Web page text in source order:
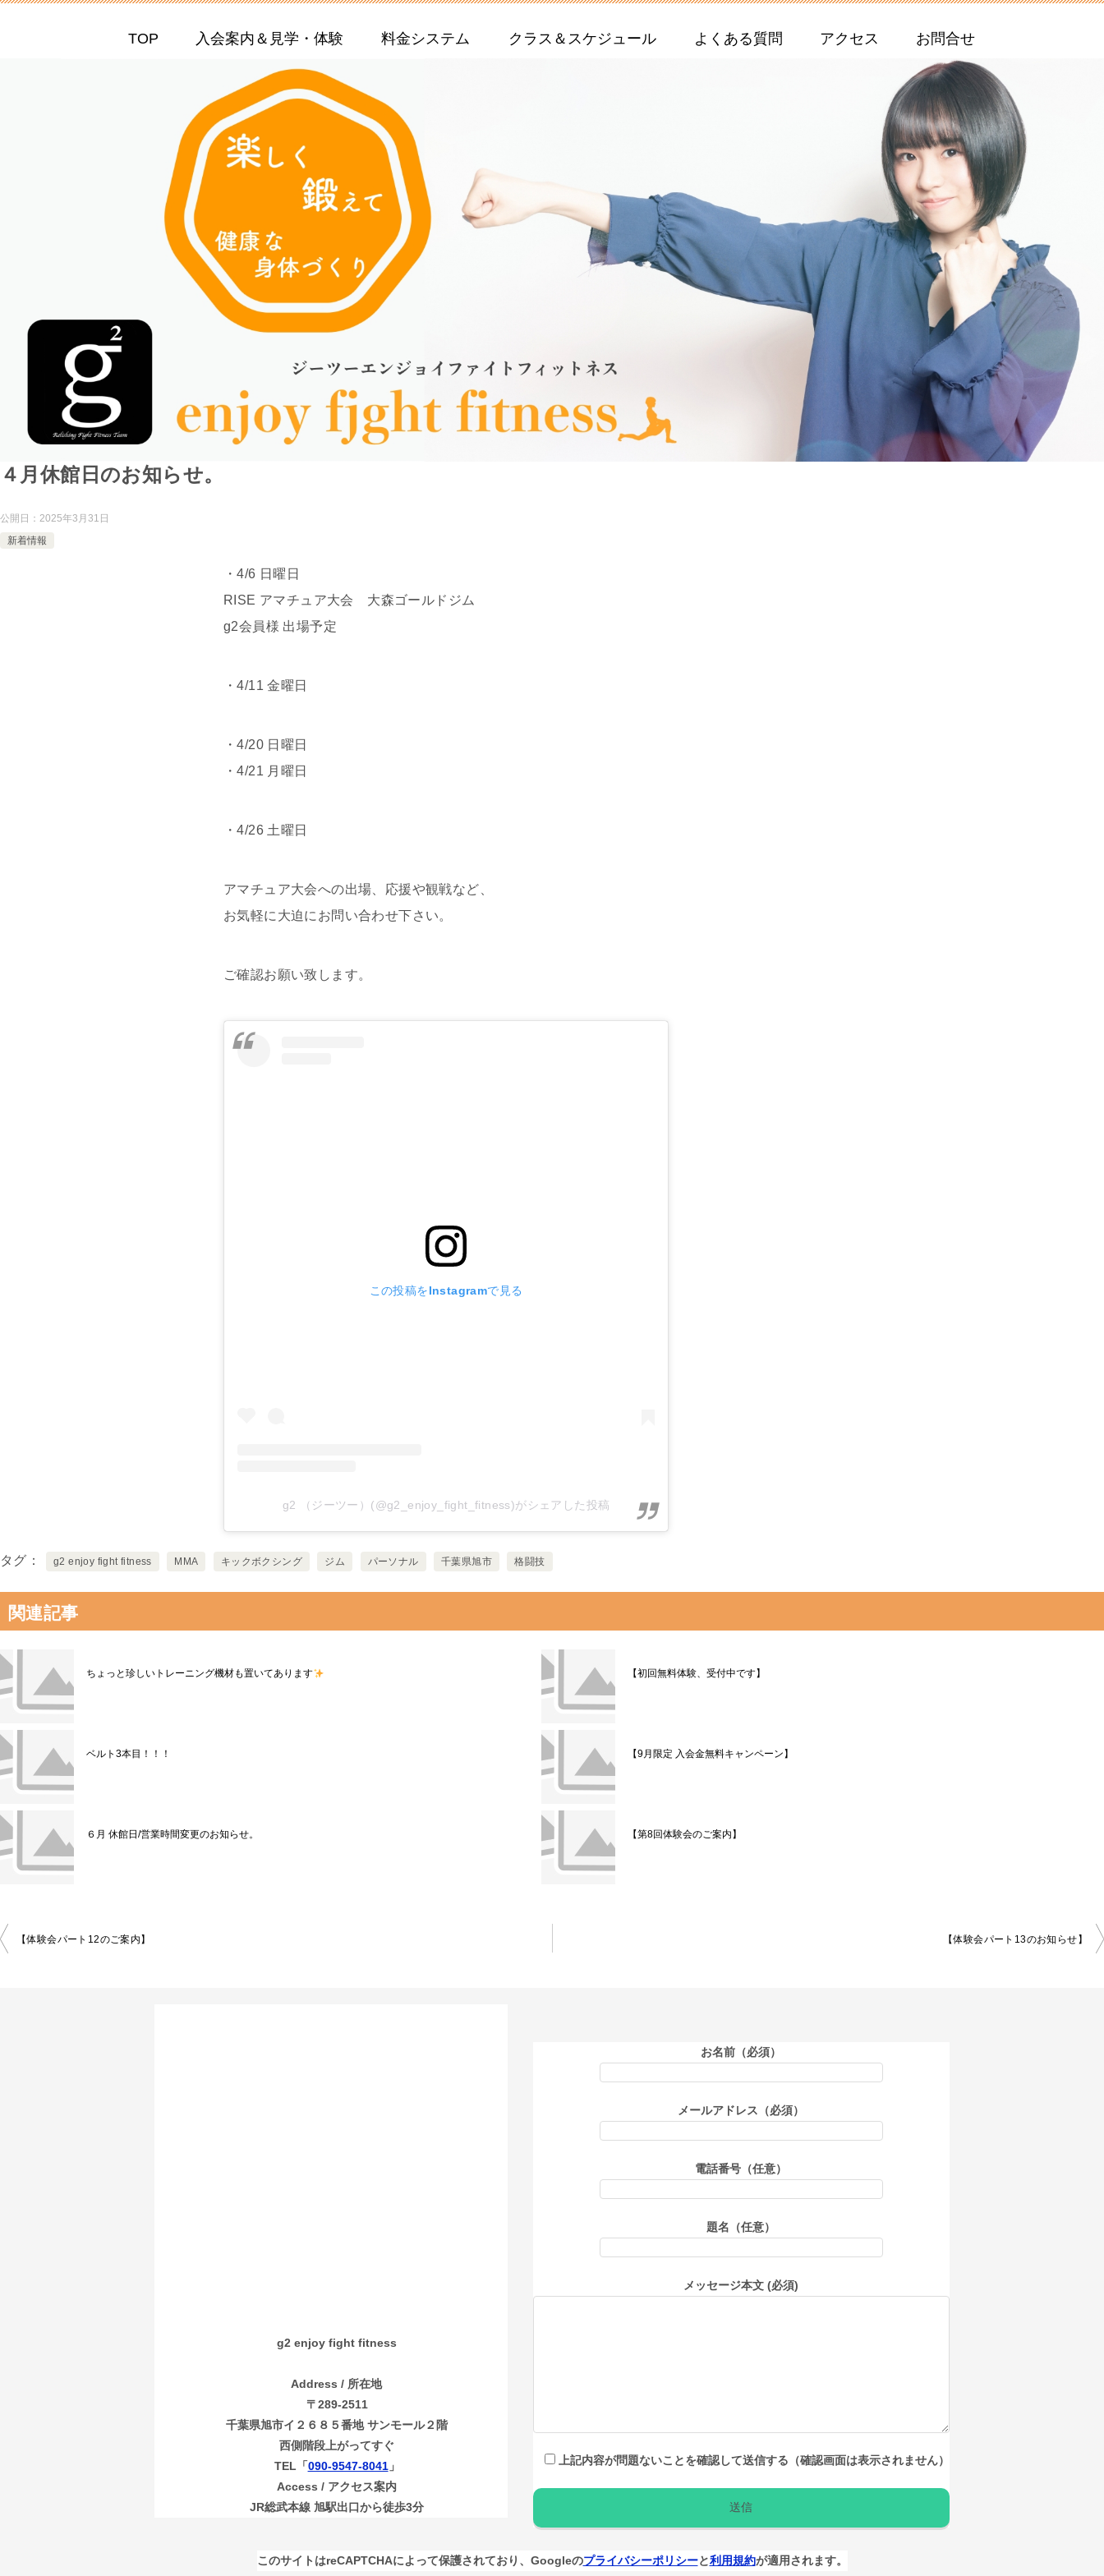
TOP 入会案内＆見学・体験 料金システム クラス＆スケジュール よくある質問 アクセス お問合せ
４月休館日のお知らせ。
公開日： 2025年3月31日
新着情報
・4/6 日曜日
RISE アマチュア大会 大森ゴールドジム
g2会員様 出場予定
・4/11 金曜日
・4/20 日曜日
・4/21 月曜日
・4/26 土曜日
アマチュア大会への出場、応援や観戦など、
お気軽に大迫にお問い合わせ下さい。
ご確認お願い致します。
この投稿をInstagramで見る
g2 （ジーツー）(@g2_enjoy_fight_fitness)がシェアした投稿
タグ g2 enjoy fight fitness MMA キックボクシング ジム パーソナル 千葉県旭市 格闘技
関連記事
ちょっと珍しいトレーニング機材も置いてあります 【初回無料体験、受付中です】
ベルト3本目！！！ 【9月限定 入会金無料キャンペーン】
６月 休館日/営業時間変更のお知らせ。 【第8回体験会のご案内】
投
【体験会パート12のご案内】 【体験会パート13のお知らせ】
g2 enjoy fight fitness
Address / 所在地
〒289-2511
千葉県旭市イ２６８５番地 サンモール２階
西側階段上がってすぐ
TEL「 090-9547-8041」
Access / アクセス案内
JR総武本線 旭駅出口から徒歩3分
お名前（必須）
メールアドレス（必須）
電話番号（任意）
題名（任意）
メッセージ本文 (必須)
上記内容が問題ないことを確認して送信する（確認画面は表示されません）
このサイトはreCAPTCHAによって保護されており、Googleのプライバシーポリシーと利用規約が適用されます。